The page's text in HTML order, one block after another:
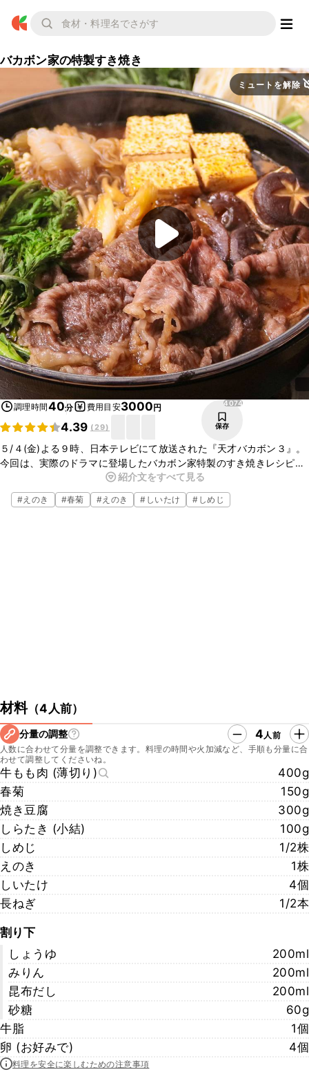
バカボン家の特製すき焼き
ミュートを解除
調理時間40分 費用目安3000円
4.39 (29)
4074
保存
５/４(金)よる９時、日本テレビにて放送された『天才バカボン３』。
今回は、実際のドラマに登場したバカボン家特製のすき焼きレシピを
ご紹介します。昆布だしであっさりとした仕上がりの甘辛い割り下
は、ジューシーな牛肉とよく合います。GWは家族みんなですき焼き
を囲んでみてはいかがですか？
紹介文をすべて見る
#えのき #春菊 #えのき # しいたけ # しめじ
材料（4人前）
分量の調整 4人前
人数に合わせて分量を調整できます。料理の時間や火加減など、手順も分量に合
わせて調整してくださいね。
牛もも肉 (薄切り)
400g
春菊
150g
焼き豆腐
300g
しらたき (小結)
100g
しめじ
1/2株
えのき
1株
しいたけ
4個
長ねぎ
1/2本
割り下
しょうゆ
200ml
みりん
200ml
昆布だし
200ml
砂糖
60g
牛脂
1個
卵 (お好みで)
4個
料理を安全に楽しむための注意事項